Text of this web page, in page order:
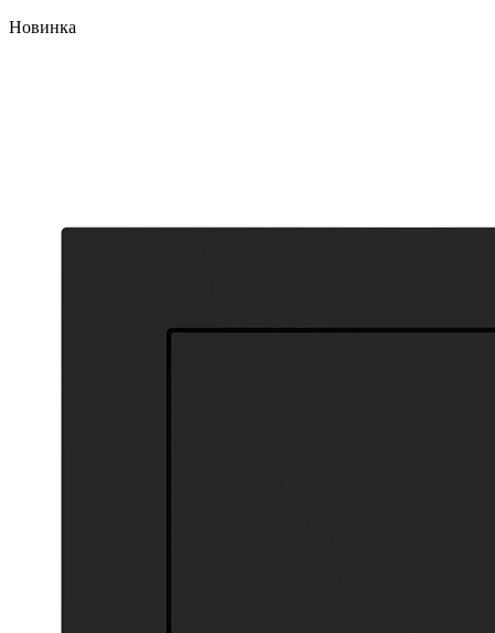
Новинка